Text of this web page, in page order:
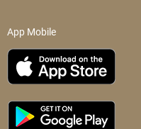
App Mobile